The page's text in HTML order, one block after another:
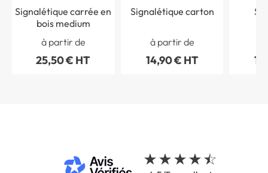
Signalétique carrée en
bois medium
à partir de
25,50 € HT
Signalétique carton
à partir de
14,90 € HT